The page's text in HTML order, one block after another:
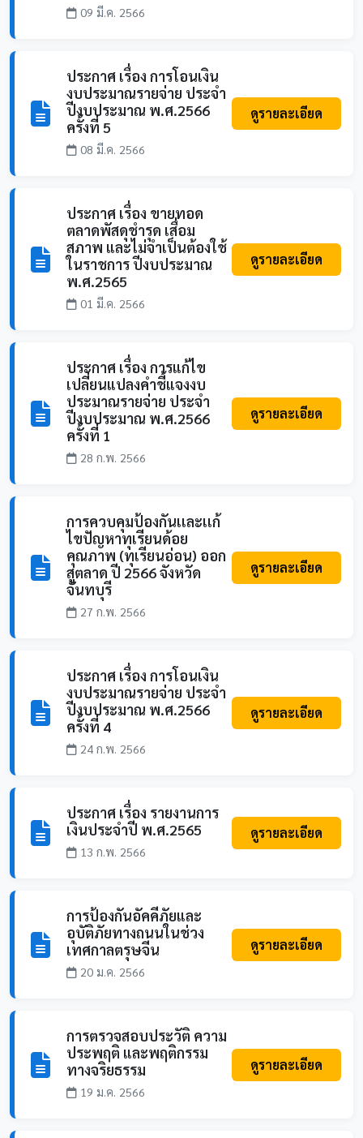
09 มี.ค. 2566
ประกาศ เรื่อง การโอนเงิน
งบประมาณรายจ่าย ประจำ
ปีงบประมาณ พ.ศ.2566
ครั้งที่ 5
08 มี.ค. 2566
ดูรายละเอียด
ประกาศ เรื่อง ขายทอด
ตลาดพัสดุชำรุด เสื่อม
สภาพ และไม่จำเป็นต้องใช้
ในราชการ ปีงบประมาณ
พ.ศ.2565
01 มี.ค. 2566
ดูรายละเอียด
ประกาศ เรื่อง การแก้ไข
เปลี่ยนแปลงคำชี้แจงงบ
ประมาณรายจ่าย ประจำ
ปีงบประมาณ พ.ศ.2566
ครั้งที่ 1
28 ก.พ. 2566
ดูรายละเอียด
การควบคุมป้องกันเเละเเก้
ไขปัญหาทุเรียนด้อย
คุณภาพ (ทุเรียนอ่อน) ออก
สู่ตลาด ปี 2566 จังหวัด
จันทบุรี
27 ก.พ. 2566
ดูรายละเอียด
ประกาศ เรื่อง การโอนเงิน
งบประมาณรายจ่าย ประจำ
ปีงบประมาณ พ.ศ.2566
ครั้งที่ 4
24 ก.พ. 2566
ดูรายละเอียด
ประกาศ เรื่อง รายงานการ
เงินประจำปี พ.ศ.2565
13 ก.พ. 2566
ดูรายละเอียด
การป้องกันอัคคีภัยและ
อุบัติภัยทางถนนในช่วง
เทศกาลตรุษจีน
20 ม.ค. 2566
ดูรายละเอียด
การตรวจสอบประวัติ ความ
ประพฤติ และพฤติกรรม
ทางจริยธรรม
19 ม.ค. 2566
ดูรายละเอียด